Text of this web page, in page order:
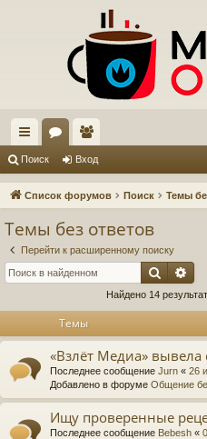
с
ы ум
ол
ьз
ел
Поиск Вход
Список форумов Поиск Темы
Темы без ответов
Перейти к расширенному поиску
Поиск
Найдено 14
Темы
«Взлёт Медиа» вывела
Последнее сообщение Jurn « 26
Добавлено в форуме Общение
Ищу проверенные
Последнее сообщение Bebesh «